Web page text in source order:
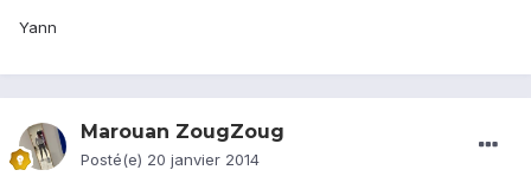
Yann
Marouan ZougZoug
Posté(e) 20 janvier 2014